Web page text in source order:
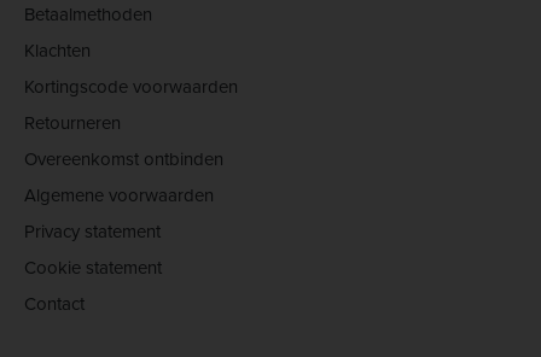
Betaalmethoden
Klachten
Kortingscode voorwaarden
Retourneren
Overeenkomst ontbinden
Algemene voorwaarden
Privacy statement
Cookie statement
Contact